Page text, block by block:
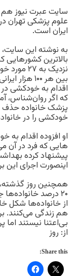
سایت عبرت نیوز هم
علوم پزشکی تهران
ایران است.
به نوشته این
بالاترین
اقدام به خودکشی
که اگر روان‌شناس،
خودکشی را در
هایی که فرد در آن
پیشنهاد کرده
اینصورت اجرای این
همچنین روز
۲۰ درصد
از خانواده‌ها شکل
هم زندگی می‌کنند.
بی‌اعتنا نیستند اما
از: روز
Share this: